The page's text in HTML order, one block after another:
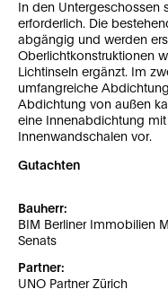
In den Untergeschossen
erforderlich. Die
abgängig und werden
Oberlichtkonstruktionen
Lichtinseln ergänzt. Im
umfangreiche
Abdichtung von außen
eine Innenabdichtung
Innenwandschalen vor.
Gutachten
Bauherr:
BIM Berliner Immobilien
Senats
Partner:
UNO Partner Zürich